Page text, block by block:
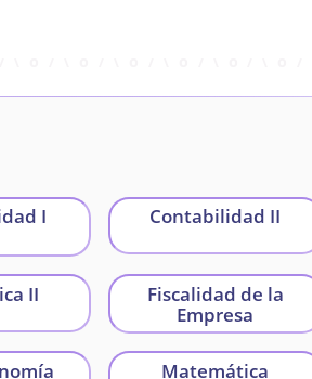
I Contabilidad II
II
Fiscalidad de la
Empresa
Matemática